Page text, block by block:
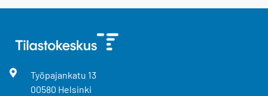
Työpajankatu 13
00580 Helsinki